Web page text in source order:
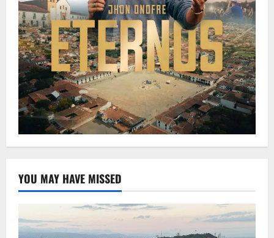
YOU MAY HAVE MISSED